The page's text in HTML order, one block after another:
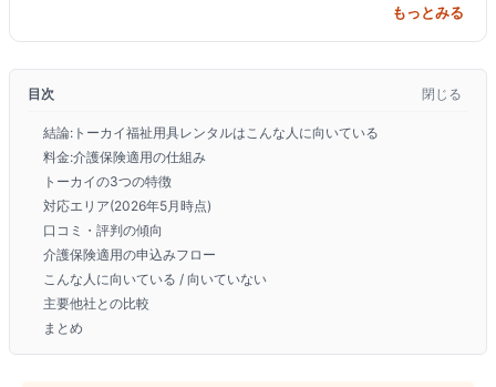
CR2 LIFEPAK 機
もっとみる
目次 閉じる
結論:トーカイ福祉用具レンタルはこんな人に向いている
料金:介護保険適用の仕組み
トーカイの3つの特徴
対応エリア(2026年5月時点)
口コミ・評判の傾向
介護保険適用の申込みフロー
こんな人に向いている / 向いていない
主要他社との比較
まとめ